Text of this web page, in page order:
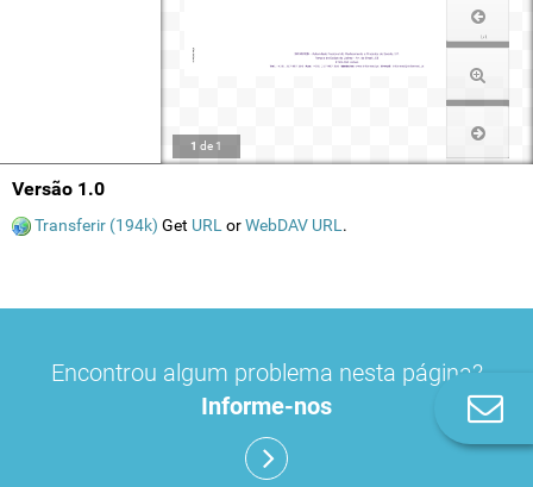
1 de 1
Versão 1.0
Transferir (194k) Get URL orWebDAV URL .
Encontrou algum problema nesta página?
Informe-nos